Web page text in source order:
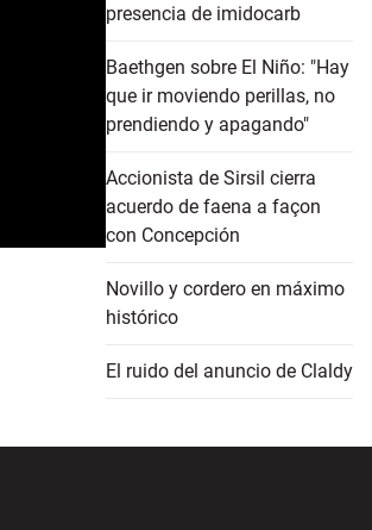
presencia de imidocarb
Baethgen sobre El Niño: "Hay
que ir moviendo perillas, no
prendiendo y apagando"
Accionista de Sirsil cierra
acuerdo de faena a façon
con Concepción
Novillo y cordero en máximo
histórico
El ruido del anuncio de Claldy